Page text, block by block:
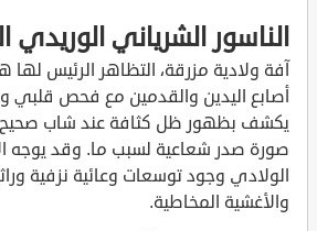
الناسور الشرياني الوريدي
آفة ولادية مزرقة، التظاهر الرئيس لها
أصابع اليدين والقدمين مع فحص
يكشف بظهور ظل كثافة عند شاب صحيح
صورة صدر شعاعية لسبب ما. وقد يوجه
الولادي وجود توسعات وعائية نزفية
والأغشية المخاطية.